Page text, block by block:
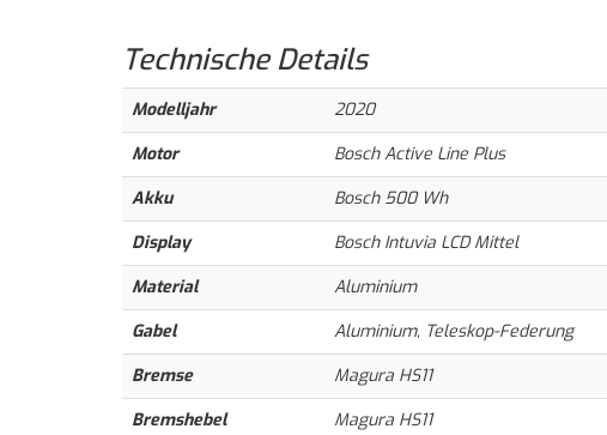
TechnischeDetails
Modelljahr
2020
Motor
Bosch Active Line Plus
Akku
Bosch 500 Wh
Display
Bosch Intuvia LCD Mittel
Material
Aluminium
Gabel
Aluminium, Teleskop-Federung
Bremse
Magura HS11
Bremshebel
Magura HS11